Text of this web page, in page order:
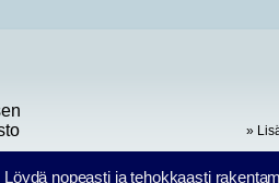
»
Löydä nopeasti ja tehokkaasti